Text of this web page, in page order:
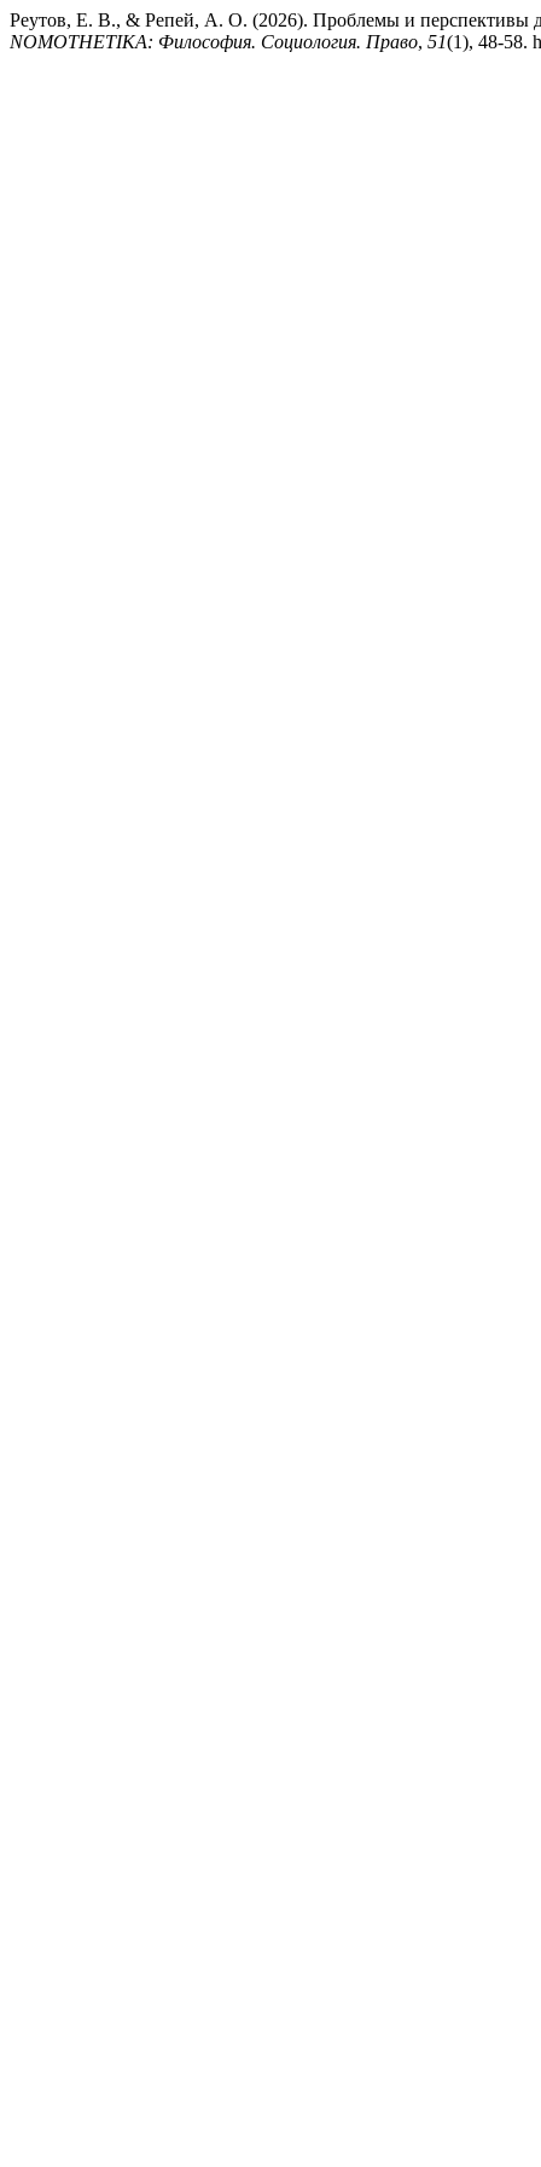
Реутов, Е. В., & Репей, А. О. (2026). Проблемы и перспективы
NOMOTHETIKA: Философия. Социология. Право, 51(1), 48-58.